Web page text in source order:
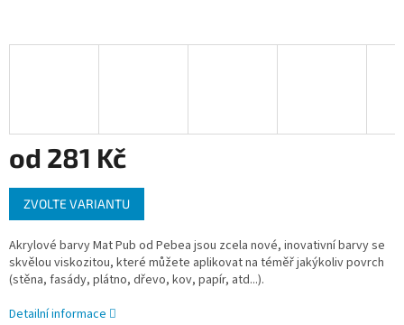
od 281 Kč
Měrná
cena:
ZVOLTE VARIANTU
Akrylové barvy Mat Pub od Pebea jsou zcela nové, inovativní barvy se
skvělou viskozitou, které můžete aplikovat na téměř jakýkoliv povrch
(stěna, fasády, plátno, dřevo, kov, papír, atd...).
Detailní informace